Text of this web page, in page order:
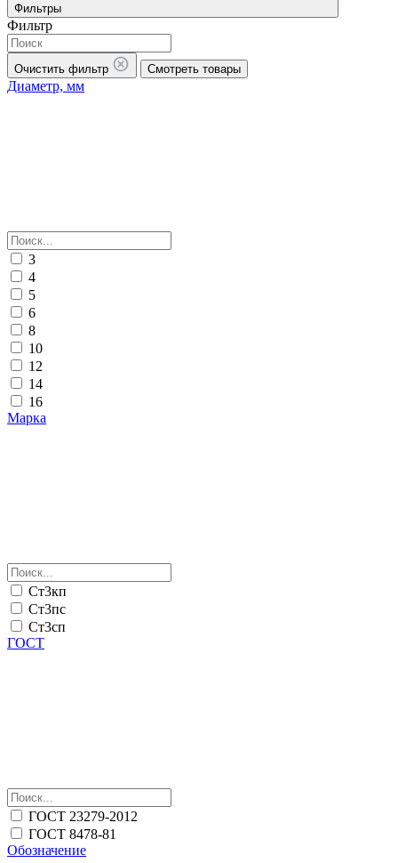
Фильтры
Фильтр
Очистить фильтр Смотреть товары
Диаметр, мм
3
4
5
6
8
10
12
14
16
Марка
Ст3кп
Ст3пс
Ст3сп
ГОСТ
ГОСТ 23279-2012
ГОСТ 8478-81
Обозначение